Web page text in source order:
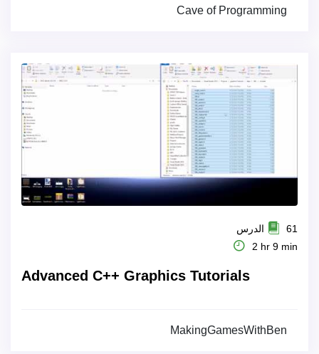
Cave of Programming
61 الدرس
2 hr 9 min
Advanced C++ Graphics Tutorials
MakingGamesWithBen